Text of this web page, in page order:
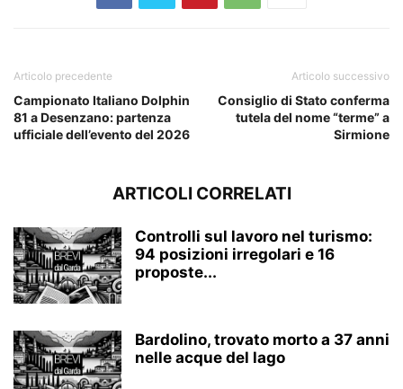
Articolo precedente
Campionato Italiano Dolphin
81 a Desenzano: partenza
ufficiale dell’evento del 2026
Articolo successivo
Consiglio di Stato conferma
tutela del nome “terme” a
Sirmione
ARTICOLI CORRELATI
Controlli sul lavoro nel turismo:
94 posizioni irregolari e 16
proposte...
Bardolino, trovato morto a 37 anni
nelle acque del lago